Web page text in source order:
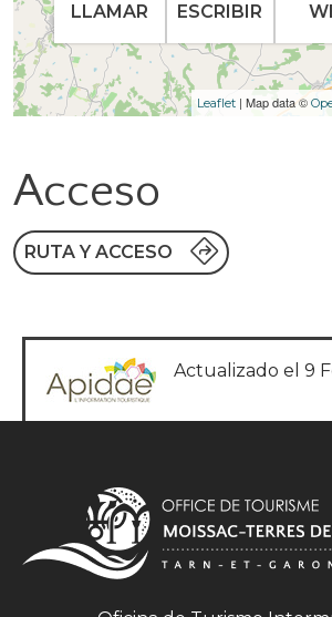
Leaflet | Map data ©
LLAMAR ESCRIBIR
Acceso
RUTA Y ACCESO
Actualizado el 9